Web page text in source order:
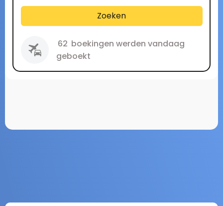
Zoeken
62 boekingen werden vandaag
geboekt